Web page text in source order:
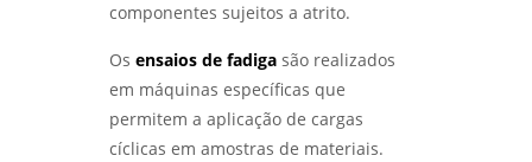
componentes sujeitos a atrito.
Os ensaios de fadigasão realizados
em máquinas específicas que
permitem a aplicação de cargas
cíclicas em amostras de materiais.